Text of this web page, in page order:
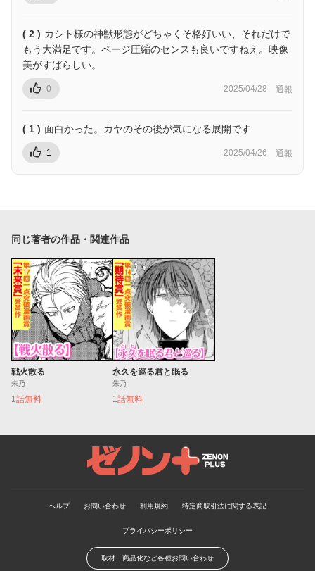
( 2 ) カシト様の神獣形態がどちゃくそ格好いい、それだけで
もう大満足です。ページ圧縮のセンスも良いですねえ。映像
美がすばらしい。
0 2025/04/28 通報
( 1 ) 面白かった。カヤのその後が気になる展開です
1 2025/04/26 通報
同じ著者の作品・関連作品
戦火散る
朱乃
1話無料
永久を巡る君と眠る
朱乃
1話無料
ゼノンプラス
ヘルプ お問い合わせ 利用規約 特定商取引法に関する表記
プライバシーポリシー
取材、商品化など各種お問い合わせ